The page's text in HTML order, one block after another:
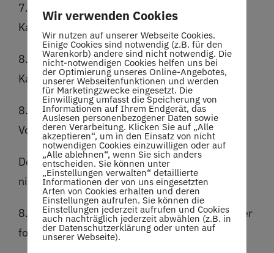
7. Entlastung des Vorstandes und der
Kassenprüfer
8. Wahlen zum Vorstand; Wahl der
Kassenprüfer/innen
8.1 Wahl des stellvertretenden
Vorstandvorsitzenden.
Der Vorstandsvorsitzende wird dieses Jahr
nicht gewählt.
8.2 Wahl der weiteren Vorstandsmitglieder, der
folgenden Bereiche Sport, Technik, Presse.
Wir verwenden Cookies
Wir nutzen auf unserer Webseite Cookies.
Einige Cookies sind notwendig (z.B. für den
Warenkorb) andere sind nicht notwendig. Die
nicht-notwendigen Cookies helfen uns bei
der Optimierung unseres Online-Angebotes,
unserer Webseitenfunktionen und werden
für Marketingzwecke eingesetzt. Die
Einwilligung umfasst die Speicherung von
Informationen auf Ihrem Endgerät, das
Auslesen personenbezogener Daten sowie
deren Verarbeitung. Klicken Sie auf „Alle
akzeptieren“, um in den Einsatz von nicht
notwendigen Cookies einzuwilligen oder auf
„Alle ablehnen“, wenn Sie sich anders
entscheiden. Sie können unter
„Einstellungen verwalten“ detaillierte
Informationen der von uns eingesetzten
Arten von Cookies erhalten und deren
Einstellungen aufrufen. Sie können die
Einstellungen jederzeit aufrufen und Cookies
auch nachträglich jederzeit abwählen (z.B. in
der Datenschutzerklärung oder unten auf
unserer Webseite).